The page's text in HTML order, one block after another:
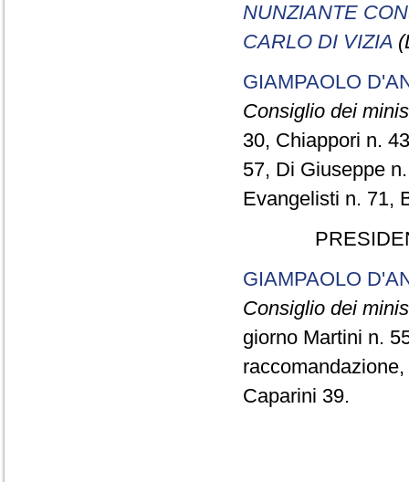
NUNZIANTE
CARLO DI VIZIA
GIAMPAOLO
Consiglio dei
30, Chiappori n.
57, Di Giuseppe
Evangelisti n. 71,
GIAMPAOLO
Consiglio dei
giorno Martini n.
Caparini 39.